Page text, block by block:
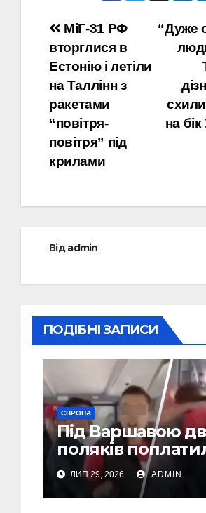
Навігація
записів
“Дуже
на бік
МіГ-31 РФ
вторглися в
Естонію і летіли
на Таллінн з
ракетами
“повітря-
повітря” під
крилами
Відadmin
ПОДІБНІ ЗАПИСИ
ЄВРОПА
Під Варшавою
поляків
за нападки на
українця –
викинули їх із
ЛИП 29, 2026 ADMIN